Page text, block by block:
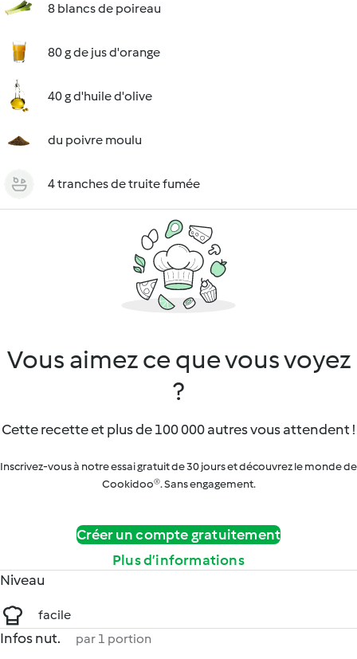
8 blancs de poireau
80 g de jus d'orange
40 g d'huile d'olive
du poivre moulu
4 tranches de truite fumée
Vous aimez ce que vous voyez
?
Cette recette et plus de 100 000 autres vous attendent !
Inscrivez-vous à notre essai gratuit de 30 jours et découvrez le monde de
Cookidoo®. Sans engagement.
Créer un compte gratuitement
Plus d’informations
Niveau
facile
Infos nut. par 1 portion